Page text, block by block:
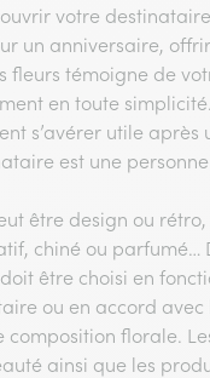
votre
un anniversaire,
fleurs témoigne de
en toute
s’avérer utile après
est une
être design ou
chiné ou parfumé…
être choisi en
ou en accord avec
composition florale.
ainsi que les